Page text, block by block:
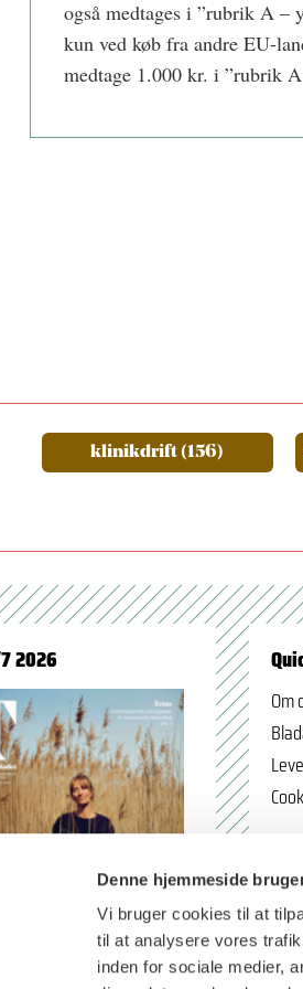
Denne hjemmeside
Vi bruger cookies til at
til at analysere vores
inden for sociale medier,
også medtages i ”rubrik A –
kun ved køb fra andre EU-
medtage 1.000 kr. i ”rubrik
klinikdrift (156)
2026
Om